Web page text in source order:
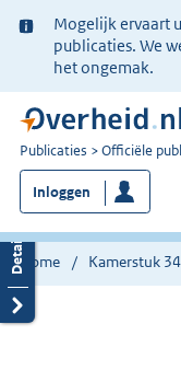
Ter
informatie:
Mogelijk ervaart
publicaties. We
het ongemak.
U
bent
nu
hier:
Publicaties Officiële
Inloggen
Home Kamerstuk